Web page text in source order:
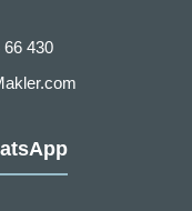
66 430